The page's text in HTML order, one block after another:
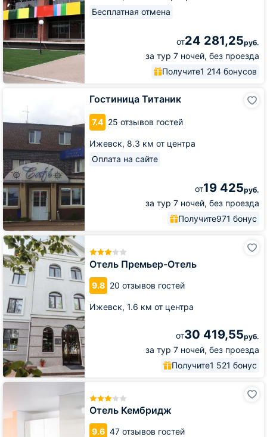
Бесплатная отмена
от24 281,25руб.
за тур 7 ночей, без проезда
Получите1 214 бонусов
Гостиница Титаник
7.4 25 отзывов гостей
Ижевск, 8.3 км от центра
Оплата на сайте
от19 425руб.
за тур 7 ночей, без проезда
Получите971 бонус
Отель Премьер-Отель
9.8 20 отзывов гостей
Ижевск, 1.6 км от центра
от30 419,55руб.
за тур 7 ночей, без проезда
Получите1 521 бонус
Отель
Премьер-
Отель
Отель Кембридж
9.6 47 отзывов гостей
Отель